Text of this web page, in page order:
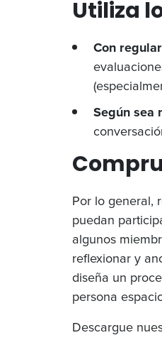
Utiliza
Con
Según sea
Por lo general,
puedan
algunos
reflexionar y
diseña un
persona
Descargue